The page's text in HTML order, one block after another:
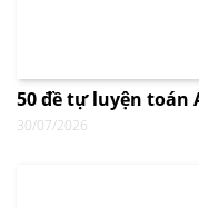
50 đề tự luyện toán
30/07/2026